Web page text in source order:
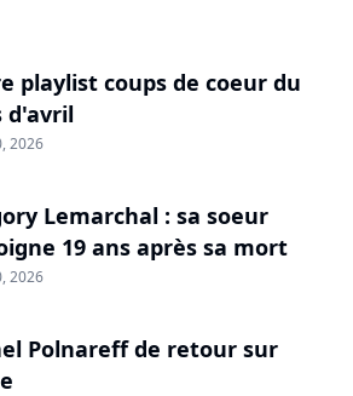
playlist coups de coeur du
d'avril
2026
Lemarchal : sa soeur
19 ans après sa mort
2026
Polnareff de retour sur